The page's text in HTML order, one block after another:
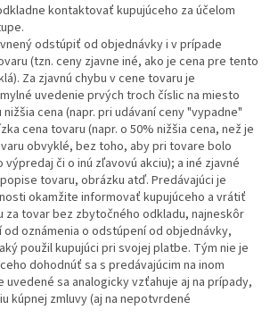
kontaktovať kupujúceho za účelom
odstúpiť od objednávky i v prípade
(tzn. ceny zjavne iné, ako je cena pre tento
Za zjavnú chybu v cene tovaru je
uvedenie prvých troch číslic na miesto
cena (napr. pri udávaní ceny "vypadne"
cena tovaru (napr. o 50% nižšia cena, než je
obvyklé, bez toho, aby pri tovare bolo
či o inú zľavovú akciu); a iné zjavné
tovaru, obrázku atď. Predávajúci je
okamžite informovať kupujúceho a vrátiť
za tovar bez zbytočného odkladu, najneskôr
od oznámenia o odstúpení od objednávky,
použil kupujúci pri svojej platbe. Tým nie je
dohodnúť sa s predávajúcim na inom
sa analogicky vzťahuje aj na prípady,
kúpnej zmluvy (aj na nepotvrdené